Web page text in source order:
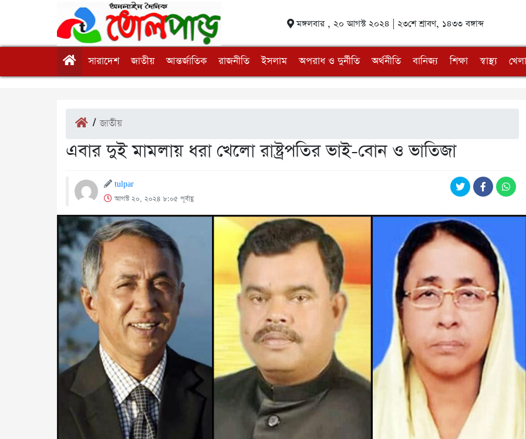
মঙ্গলবার , ২০ আগস্ট ২০২৪ | ২৩শে শ্রাবণ, ১৪৩৩ বঙ্গাব্দ
সারাদেশ জাতীয় আন্তর্জাতিক রাজনীতি ইসলাম অপরাধ ও দুর্নীতি অর্থনীতি বানিজ্য শিক্ষা স্বাস্থ্য
/জাতীয়
এবার দুই মামলায় ধরা খেলো রাষ্ট্রপতির ভাই-বোন ও ভাতিজা
tulpar
আগস্ট ২০, ২০২৪ ৮:০৫ পূর্বাহ্ণ